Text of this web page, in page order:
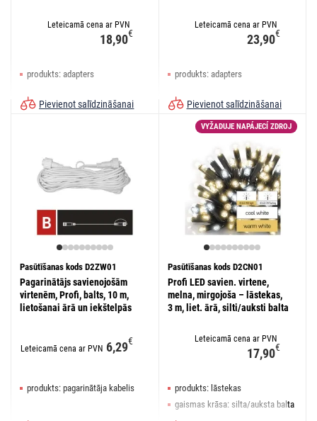
Leteicamā cena ar PVN
18,90€
produkts: adapters
Pievienot salīdzināšanai
Leteicamā cena ar PVN
23,90€
produkts: adapters
Pievienot salīdzināšanai
Pasūtīšanas kods D2ZW01
Pagarinātājs savienojošām
virtenēm, Profi, balts, 10 m,
lietošanai ārā un iekštelpās
Leteicamā cena ar PVN 6,29€
produkts: pagarinātāja kabelis
VYŽADUJE NAPÁJECÍ ZDROJ
Pasūtīšanas kods D2CN01
Profi LED savien. virtene,
melna, mirgojoša – lāstekas,
3 m, liet. ārā, silti/auksti balta
Leteicamā cena ar PVN
17,90€
produkts: lāstekas
gaismas krāsa: silta/auksta balta